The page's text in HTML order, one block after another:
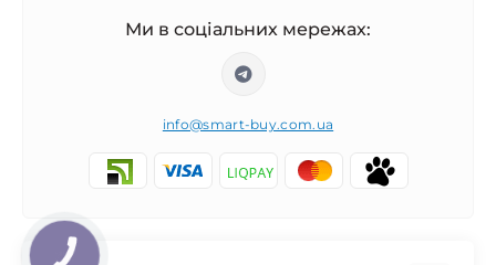
Ми в соціальних мережах:
info@smart-buy.com.ua
КНОПКА
ЗВ'ЯЗКУ